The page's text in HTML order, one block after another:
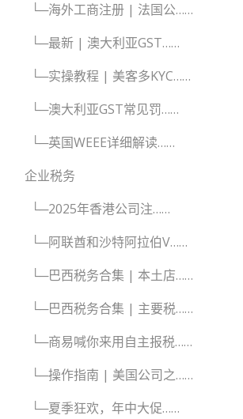
└─海外工商注册 | 法国公……
└─最新 | 澳大利亚GST……
└─实操教程 | 美客多KYC……
└─澳大利亚GST常见罚……
└─英国WEEE详细解读……
企业税务
└─2025年香港公司注……
└─阿联酋和沙特阿拉伯V……
└─巴西税务合集 | 本土店……
└─巴西税务合集 | 主要税……
└─商易喊你来用自主报税……
└─操作指南 | 美国公司之……
└─夏季狂欢，年中大促……